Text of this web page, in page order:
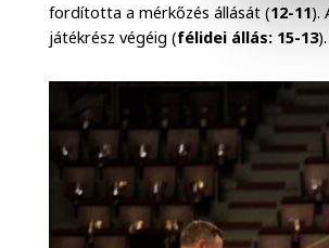
fordította a mérkőzés állását (12-11).
játékrész végéig (félidei állás: 15-13).